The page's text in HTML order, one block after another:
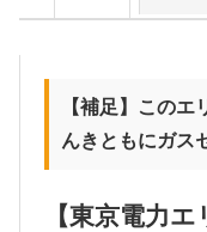
【補足】この
んきともにガス
【東京電力